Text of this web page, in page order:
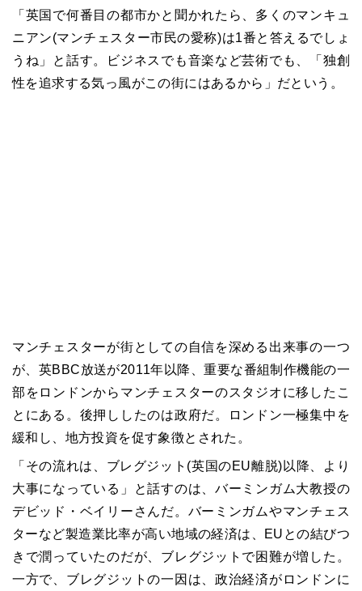
「英国で何番目の都市かと聞かれたら、多くのマンキュ
ニアン(マンチェスター市民の愛称)は1番と答えるでしょ
うね」と話す。ビジネスでも音楽など芸術でも、「独創
性を追求する気っ風がこの街にはあるから」だという。
マンチェスターが街としての自信を深める出来事の一つ
が、英BBC放送が2011年以降、重要な番組制作機能の一
部をロンドンからマンチェスターのスタジオに移したこ
とにある。後押ししたのは政府だ。ロンドン一極集中を
緩和し、地方投資を促す象徴とされた。
「その流れは、ブレグジット(英国のEU離脱)以降、より
大事になっている」と話すのは、バーミンガム大教授の
デビッド・ベイリーさんだ。バーミンガムやマンチェス
ターなど製造業比率が高い地域の経済は、EUとの結びつ
きで潤っていたのだが、ブレグジットで困難が増した。
一方で、ブレグジットの一因は、政治経済がロンドンに